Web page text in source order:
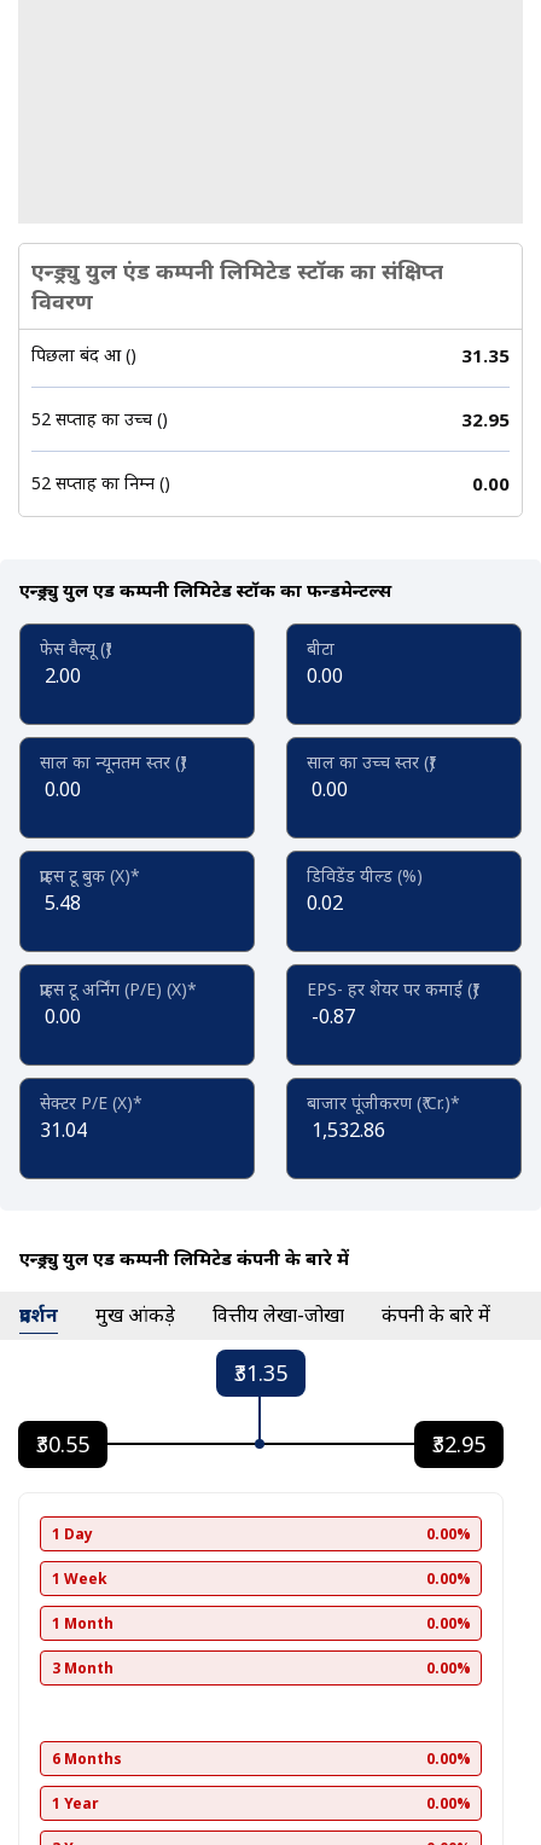
एन्ड्र्यु युल एंड कम्पनी लिमिटेड स्टॉक का संक्षिप्त
विवरण
पिछला बंद हुआ (₹) 31.35
52 सप्ताह का उच्च (₹) 32.95
52 सप्ताह का निम्न (₹) 0.00
एन्ड्र्यु युल एंड कम्पनी लिमिटेड स्टॉक का फन्डमेन्टल्स
फेस वैल्यू (₹)
2.00
बीटा
0.00
साल का न्यूनतम स्तर (₹)
0.00
साल का उच्च स्तर (₹)
0.00
प्राइस टू बुक (X)*
5.48
डिविडेंड यील्ड (%)
0.02
प्राइस टू अर्निंग (P/E) (X)*
0.00
EPS- हर शेयर पर कमाई (₹)
-0.87
सेक्टर P/E (X)*
31.04
बाजार पूंजीकरण (₹ Cr.)*
1,532.86
एन्ड्र्यु युल एंड कम्पनी लिमिटेड कंपनी के बारे में
प्रदर्शन प्रमुख आंकड़े वित्तीय लेखा-जोखा कंपनी के बारे में
₹31.35
₹30.55 ₹32.95
1 Day 0.00%
1 Week 0.00%
1 Month 0.00%
3 Month 0.00%
6 Months 0.00%
1 Year 0.00%